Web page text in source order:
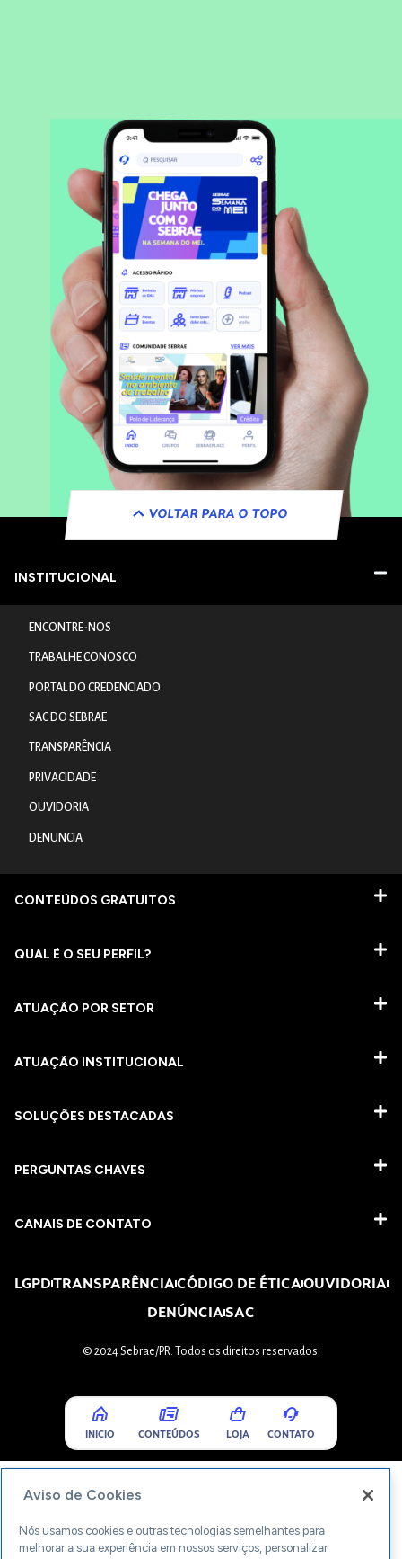
VOLTAR PARA O TOPO
INSTITUCIONAL
ENCONTRE-NOS
TRABALHE CONOSCO
PORTAL DO CREDENCIADO
SAC DO SEBRAE
TRANSPARÊNCIA
PRIVACIDADE
OUVIDORIA
DENUNCIA
CONTEÚDOS GRATUITOS
QUAL É O SEU PERFIL?
ATUAÇÃO POR SETOR
ATUAÇÃO INSTITUCIONAL
SOLUÇÕES DESTACADAS
PERGUNTAS CHAVES​
CANAIS DE CONTATO
LGPDTRANSPARÊNCIACÓDIGO DE ÉTICAOUVIDORIA
DENÚNCIASAC
© 2024 Sebrae/PR. Todos os direitos reservados.
INICIO CONTEÚDOS LOJA CONTATO
Aviso de Cookies
Nós usamos cookies e outras tecnologias semelhantes para
melhorar a sua experiência em nossos serviços, personalizar